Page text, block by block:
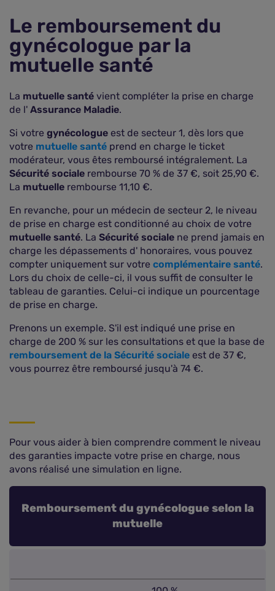
Le remboursement du
gynécologue par la
mutuelle santé
La mutuelle santé vient compléter la prise en charge
de l' Assurance Maladie.
Si votre gynécologue est de secteur 1, dès lors que
votre mutuelle santé prend en charge le ticket
modérateur, vous êtes remboursé intégralement. La
Sécurité sociale rembourse 70 % de 37 €, soit 25,90 €.
La mutuelle rembourse 11,10 €.
En revanche, pour un médecin de secteur 2, le niveau
de prise en charge est conditionné au choix de votre
mutuelle santé. La Sécurité sociale ne prend jamais en
charge les dépassements d' honoraires, vous pouvez
compter uniquement sur votre complémentaire santé.
Lors du choix de celle-ci, il vous suffit de consulter le
tableau de garanties. Celui-ci indique un pourcentage
de prise en charge.
Prenons un exemple. S'il est indiqué une prise en
charge de 200 % sur les consultations et que la base de
remboursement de la Sécurité sociale est de 37 €,
vous pourrez être remboursé jusqu'à 74 €.
Pour vous aider à bien comprendre comment le niveau
des garanties impacte votre prise en charge, nous
avons réalisé une simulation en ligne.
Remboursement du gynécologue selon la
mutuelle